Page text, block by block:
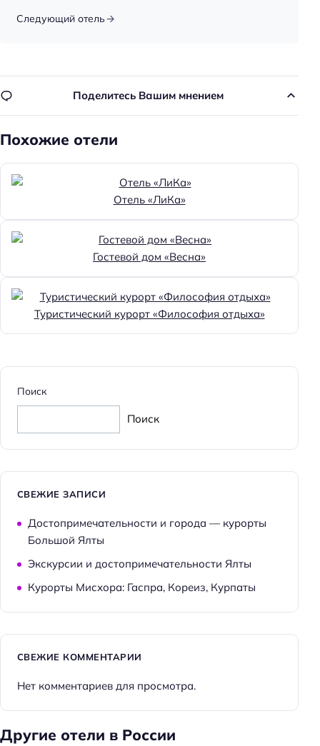
Удобства для людей с ограниченными
возможностями здоровья
Парковка для людей с инвалидностью
Доступность помещения на инвалидной коляске:
Парковка
Бесплатная
Парковка
Особенности
Веранда
Кондиционер в номере
Пляжная линия: 1-я линия
Следующий отель
Поделитесь Вашим мнением
Похожие отели
Отель «ЛиКа»
Гостевой дом «Весна»
Туристический курорт «Философия отдыха»
Поиск
Поиск
СВЕЖИЕ ЗАПИСИ
Достопримечательности и города — курорты
Большой Ялты
Экскурсии и достопримечательности Ялты
Курорты Мисхора: Гаспра, Кореиз, Курпаты
СВЕЖИЕ КОММЕНТАРИИ
Нет комментариев для просмотра.
Другие отели в России